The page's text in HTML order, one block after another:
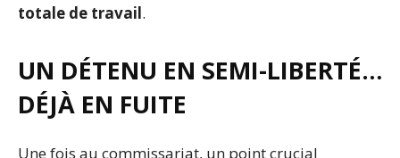
totale de travail.
UN DÉTENU EN SEMI-LIBERTÉ…
DÉJÀ EN FUITE
Une fois au commissariat, un point crucial